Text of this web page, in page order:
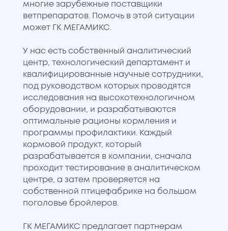
многие зарубежные поставщики
ветпрепаратов. Помочь в этой ситуации
может ГК МЕГАМИКС.
У нас есть собственный аналитический
центр, технологический департамент и
квалифицированные научные сотрудники,
под руководством которых проводятся
исследования на высокотехнологичном
оборудовании, и разрабатываются
оптимальные рационы кормления и
программы профилактики. Каждый
кормовой продукт, который
разрабатывается в компании, сначала
проходит тестирование в аналитическом
центре, а затем проверяется на
собственной птицефабрике на большом
поголовье бройлеров.
ГК МЕГАМИКС предлагает партнерам